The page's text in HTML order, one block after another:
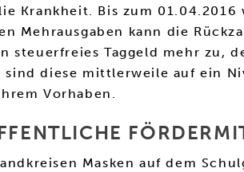
Krankheit. Bis zum
Mehrausgaben kann die
steuerfreies Taggeld mehr
diese mittlerweile auf ein
Vorhaben.
Masken auf dem